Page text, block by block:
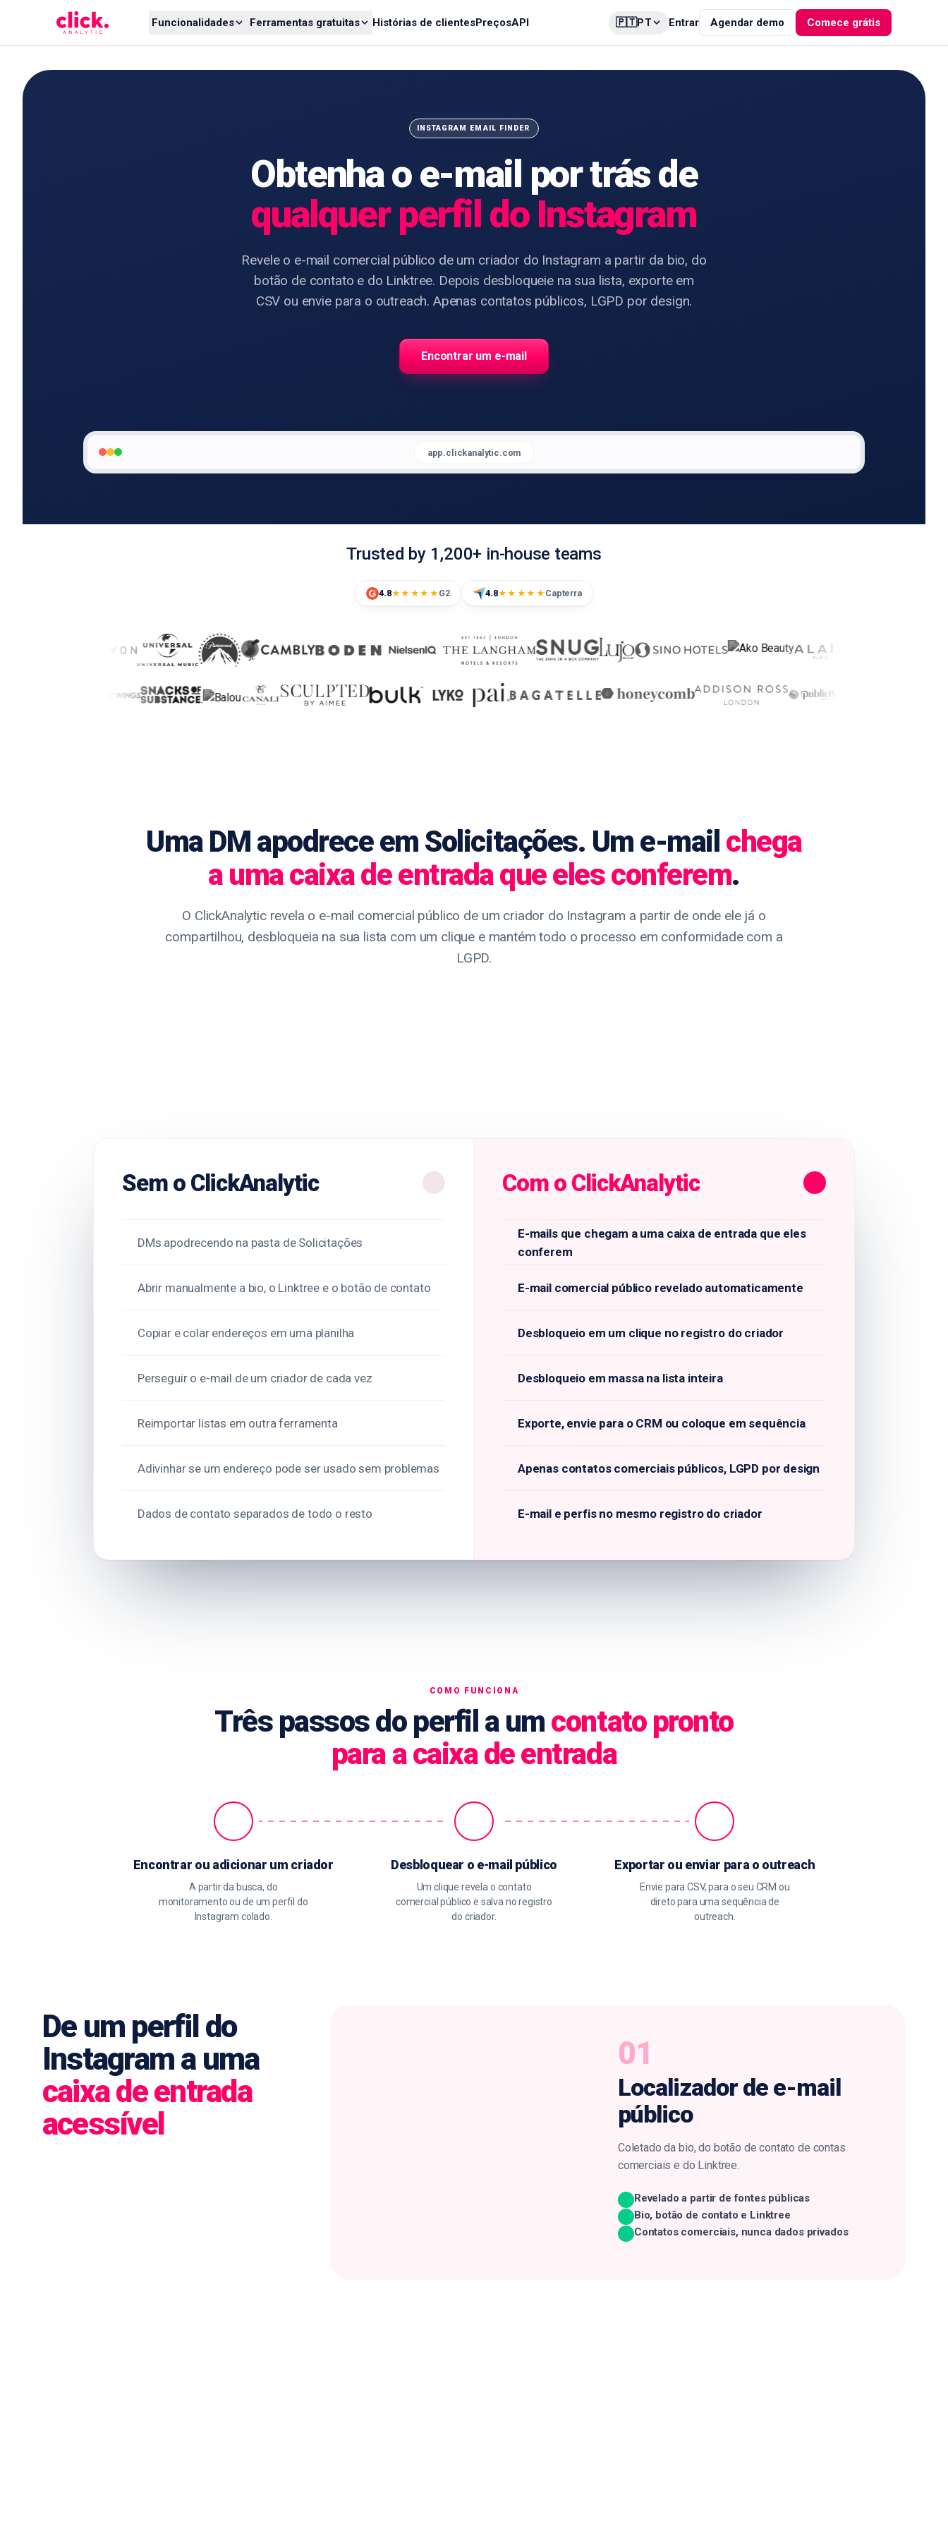
Funcionalidades Ferramentas gratuitas Histórias de clientesPreçosAPI 🇵🇹PT Entrar Agendar demo Comece grátis
INSTAGRAM EMAIL FINDER
Obtenha o e-mail por trás de
qualquer perfil do Instagram
Revele o e-mail comercial público de um criador do Instagram a partir da bio, do
botão de contato e do Linktree. Depois desbloqueie na sua lista, exporte em
CSV ou envie para o outreach. Apenas contatos públicos, LGPD por design.
Encontrar um e-mail
app.clickanalytic.com
Trusted by 1,200+ in-house teams
4.8★★★★★ G2 4.8★★★★★ Capterra
Uma DM apodrece em Solicitações. Um e-mail chega
a uma caixa de entrada que eles conferem.
O ClickAnalytic revela o e-mail comercial público de um criador do Instagram a partir de onde ele já o
compartilhou, desbloqueia na sua lista com um clique e mantém todo o processo em conformidade com a
LGPD.
Sem o ClickAnalytic
DMs apodrecendo na pasta de Solicitações
Abrir manualmente a bio, o Linktree e o botão de contato
Copiar e colar endereços em uma planilha
Perseguir o e-mail de um criador de cada vez
Reimportar listas em outra ferramenta
Adivinhar se um endereço pode ser usado sem problemas
Dados de contato separados de todo o resto
Com o ClickAnalytic
E-mails que chegam a uma caixa de entrada que eles
conferem
E-mail comercial público revelado automaticamente
Desbloqueio em um clique no registro do criador
Desbloqueio em massa na lista inteira
Exporte, envie para o CRM ou coloque em sequência
Apenas contatos comerciais públicos, LGPD por design
E-mail e perfis no mesmo registro do criador
COMO FUNCIONA
Três passos do perfil a um contato pronto
para a caixa de entrada
Encontrar ou adicionar um criador
A partir da busca, do
monitoramento ou de um perfil do
Instagram colado.
Desbloquear o e-mail público
Um clique revela o contato
comercial público e salva no registro
do criador.
Exportar ou enviar para o outreach
Envie para CSV, para o seu CRM ou
direto para uma sequência de
outreach.
De um perfil do
Instagram a uma
caixa de entrada
acessível
01
Localizadorde e-mail
público
Coletado da bio, do botão de contato de contas
comerciais e do Linktree.
Revelado a partir de fontes públicas
Bio, botão de contato e Linktree
Contatos comerciais, nunca dados privados